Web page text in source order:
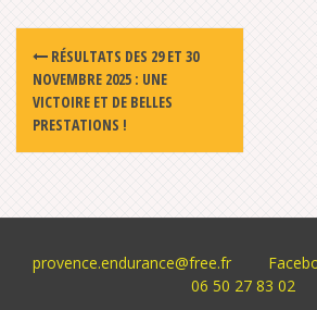
Post
navigation
RÉSULTATS DES 29 ET 30
NOVEMBRE 2025 : UNE
VICTOIRE ET DE BELLES
PRESTATIONS !
provence.endurance@free.fr
06 50 27 83 02